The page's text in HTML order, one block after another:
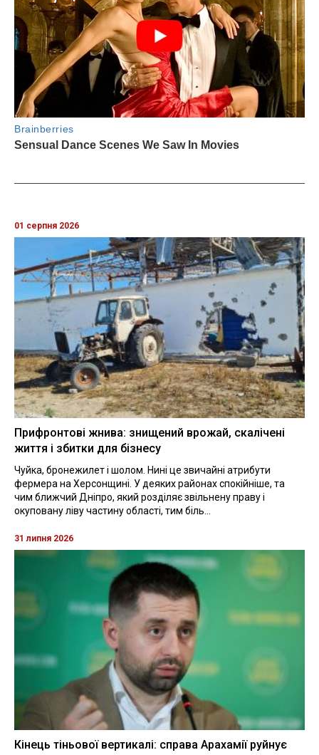
01 серпня 2026
Прифронтові жнива: знищений врожай, скалічені
життя і збитки для бізнесу
Чуйка, бронежилет і шолом. Нині це звичайні атрибути
фермера на Херсонщині. У деяких районах спокійніше, та
чим ближчий Дніпро, який розділяє звільнену праву і
окуповану ліву частину області, тим біль...
31 липня 2026
Кінець тіньової вертикалі: справа Арахамії руйнує